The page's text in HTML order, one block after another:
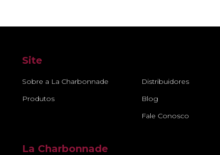
Site
Sobre a La Charbonnade
Produtos
Distribuidores
Blog
Fale Conosco
La Charbonnade